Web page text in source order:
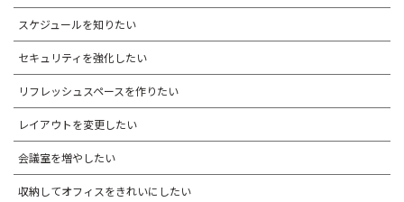
スケジュールを知りたい
セキュリティを強化したい
リフレッシュスペースを作りたい
レイアウトを変更したい
会議室を増やしたい
収納してオフィスをきれいにしたい